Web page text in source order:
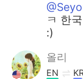
ㅋ 한
:)
올리
EN